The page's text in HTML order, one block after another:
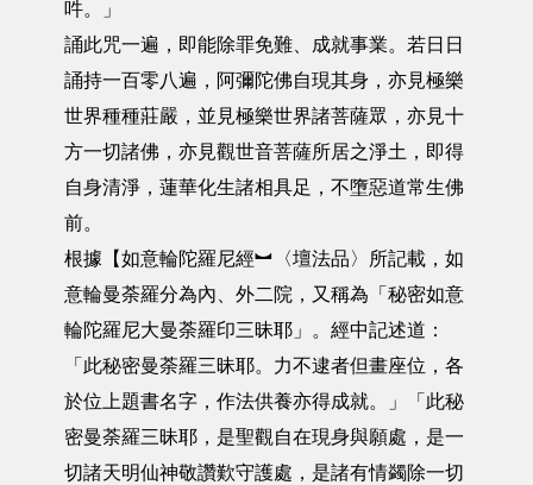
吽。」
誦此咒一遍，即能除罪免難、成就事業。若日日
誦持一百零八遍，阿彌陀佛自現其身，亦見極樂
世界種種莊嚴，並見極樂世界諸菩薩眾，亦見十
方一切諸佛，亦見觀世音菩薩所居之淨土，即得
自身清淨，蓮華化生諸相具足，不墮惡道常生佛
前。
根據【如意輪陀羅尼經︼〈壇法品〉所記載，如
意輪曼荼羅分為內、外二院，又稱為「秘密如意
輪陀羅尼大曼荼羅印三昧耶」。經中記述道：
「此秘密曼荼羅三昧耶。力不逮者但畫座位，各
於位上題書名字，作法供養亦得成就。」「此秘
密曼荼羅三昧耶，是聖觀自在現身與願處，是一
切諸天明仙神敬讚歎守護處，是諸有情蠲除一切